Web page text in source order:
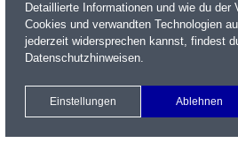
Name / WKN / ISIN / Kürzel
Xetra Realtime
Watchlist
Detaillierte Informationen und wie du der
Cookies und verwandten Technologien
jederzeit widersprechen kannst, findest
Datenschutzhinweisen.
Einstellungen Ablehnen